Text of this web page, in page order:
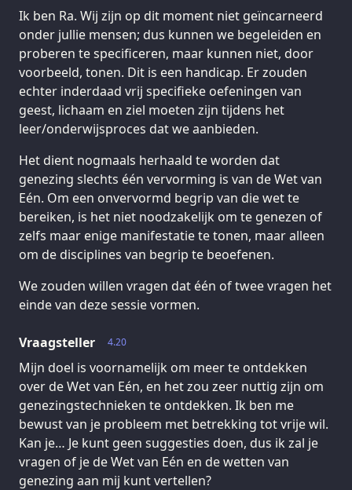
Ik ben Ra. Wij zijn op dit moment niet geïncarneerd
onder jullie mensen; dus kunnen we begeleiden en
proberen te specificeren, maar kunnen niet, door
voorbeeld, tonen. Dit is een handicap. Er zouden
echter inderdaad vrij specifieke oefeningen van
geest, lichaam en ziel moeten zijn tijdens het
leer/onderwijsproces dat we aanbieden.
Het dient nogmaals herhaald te worden dat
genezing slechts één vervorming is van de Wet van
Eén. Om een onvervormd begrip van die wet te
bereiken, is het niet noodzakelijk om te genezen of
zelfs maar enige manifestatie te tonen, maar alleen
om de disciplines van begrip te beoefenen.
We zouden willen vragen dat één of twee vragen het
einde van deze sessie vormen.
4.20
Vraagsteller
Mijn doel is voornamelijk om meer te ontdekken
over de Wet van Eén, en het zou zeer nuttig zijn om
genezingstechnieken te ontdekken. Ik ben me
bewust van je probleem met betrekking tot vrije wil.
Kan je… Je kunt geen suggesties doen, dus ik zal je
vragen of je de Wet van Eén en de wetten van
genezing aan mij kunt vertellen?